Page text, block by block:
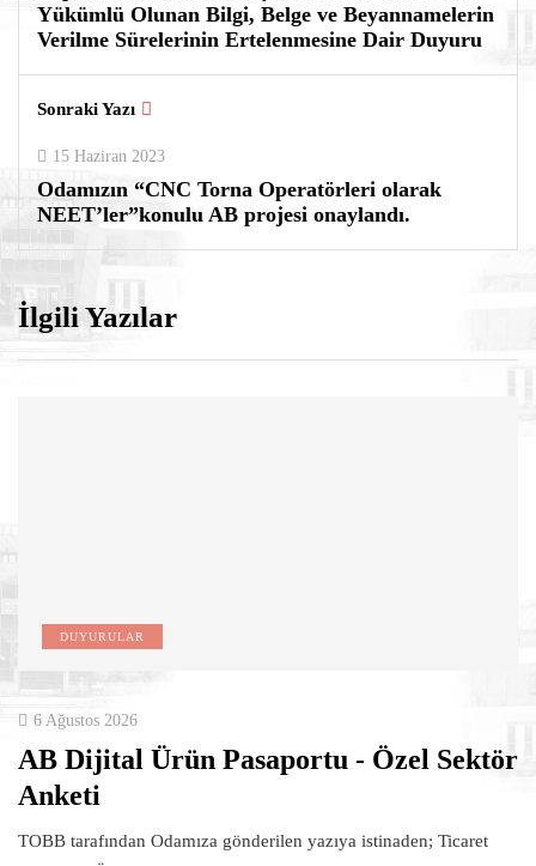
Yükümlü Olunan Bilgi, Belge ve Beyannamelerin
Verilme Sürelerinin Ertelenmesine Dair Duyuru
Sonraki Yazı
15 Haziran 2023
Odamızın “CNC Torna Operatörleri olarak
NEET’ler”konulu AB projesi onaylandı.
İlgili Yazılar
DUYURULAR
6 Ağustos 2026
AB Dijital Ürün Pasaportu - Özel Sektör
Anketi
TOBB tarafından Odamıza gönderilen yazıya istinaden; Ticaret